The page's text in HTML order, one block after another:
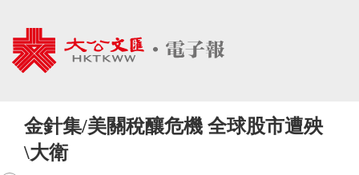
金針集/美關稅釀危機 全球股市遭殃
\大衛